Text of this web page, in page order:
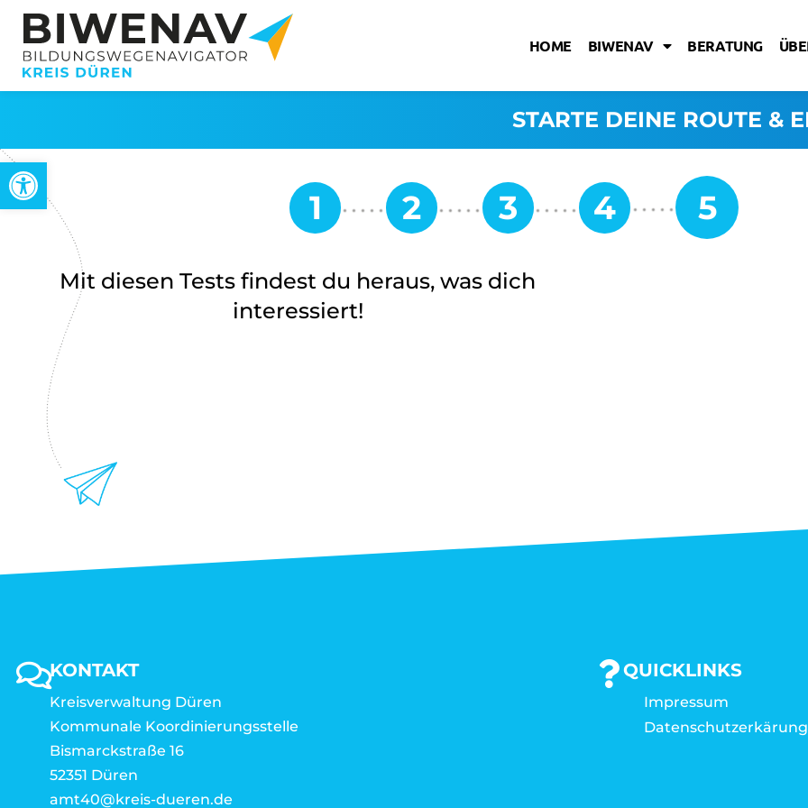
Werkzeugleiste öffnen
HOME BIWENAV BERATUNG
STARTE DEINE ROUTE &
Mit diesen Tests findest du heraus, was dich
interessiert!
KONTAKT
Kreisverwaltung Düren
Kommunale Koordinierungsstelle
Bismarckstraße 16
52351 Düren
amt40@kreis-dueren.de
QUICKLINKS
Impressum
Datenschutzerkärung